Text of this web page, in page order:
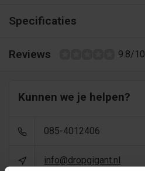
Specificaties
Reviews 9.8/10
Kunnen we je helpen?
085-4012406
info@dropgigant.nl